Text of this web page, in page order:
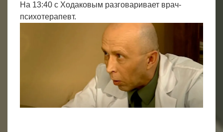
На 13:40 с Ходаковым разговаривает врач-
психотерапевт.